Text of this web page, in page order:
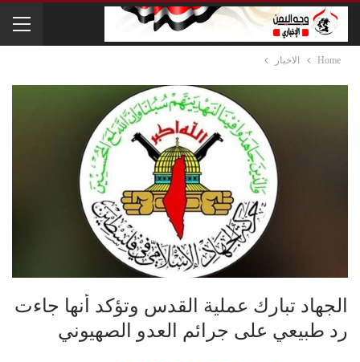
Home الاخبار
الجهاد تبارك عملية القدس وتؤكد أنها جاءت
رد طبيعي على جرائم العدو الصهيوني